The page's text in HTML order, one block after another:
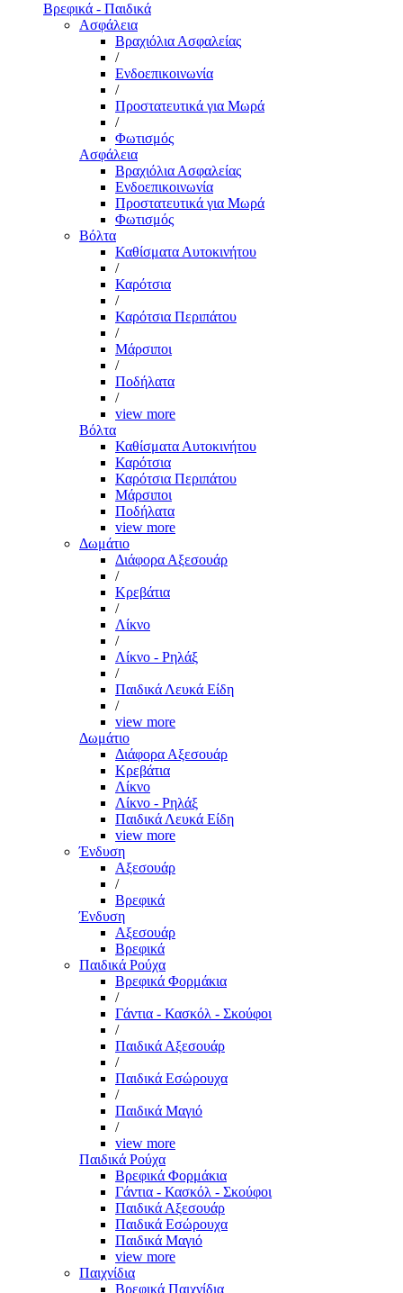
Βρεφικά - Παιδικά
Ασφάλεια
Βραχιόλια Ασφαλείας
/
Ενδοεπικοινωνία
/
Προστατευτικά για Μωρά
/
Φωτισμός
Ασφάλεια
Βραχιόλια Ασφαλείας
Ενδοεπικοινωνία
Προστατευτικά για Μωρά
Φωτισμός
Βόλτα
Καθίσματα Αυτοκινήτου
/
Καρότσια
/
Καρότσια Περιπάτου
/
Μάρσιποι
/
Ποδήλατα
/
view more
Βόλτα
Καθίσματα Αυτοκινήτου
Καρότσια
Καρότσια Περιπάτου
Μάρσιποι
Ποδήλατα
view more
Δωμάτιο
Διάφορα Αξεσουάρ
/
Κρεβάτια
/
Λίκνο
/
Λίκνο - Ρηλάξ
/
Παιδικά Λευκά Είδη
/
view more
Δωμάτιο
Διάφορα Αξεσουάρ
Κρεβάτια
Λίκνο
Λίκνο - Ρηλάξ
Παιδικά Λευκά Είδη
view more
Ένδυση
Αξεσουάρ
/
Βρεφικά
Ένδυση
Αξεσουάρ
Βρεφικά
Παιδικά Ρούχα
Βρεφικά Φορμάκια
/
Γάντια - Κασκόλ - Σκούφοι
/
Παιδικά Αξεσουάρ
/
Παιδικά Εσώρουχα
/
Παιδικά Μαγιό
/
view more
Παιδικά Ρούχα
Βρεφικά Φορμάκια
Γάντια - Κασκόλ - Σκούφοι
Παιδικά Αξεσουάρ
Παιδικά Εσώρουχα
Παιδικά Μαγιό
view more
Παιχνίδια
Βρεφικά Παιχνίδια